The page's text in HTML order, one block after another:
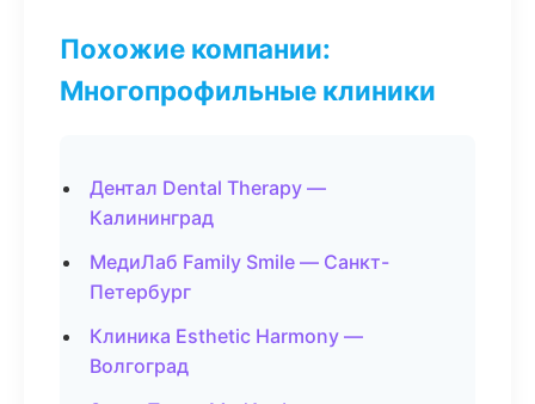
Похожие компании:
Многопрофильные клиники
Дентал Dental Therapy —
Калининград
МедиЛаб Family Smile — Санкт-
Петербург
Клиника Esthetic Harmony —
Волгоград